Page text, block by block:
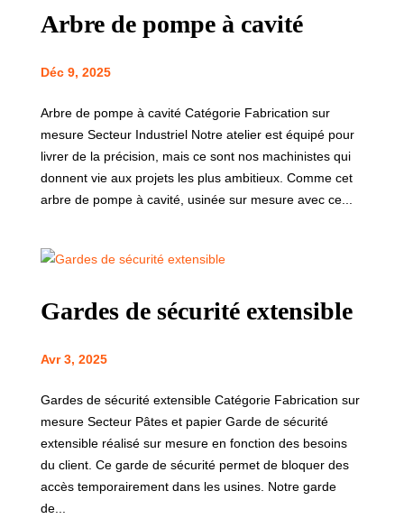
Arbre de pompe à cavité
Déc 9, 2025
Arbre de pompe à cavité Catégorie Fabrication sur
mesure Secteur Industriel Notre atelier est équipé pour
livrer de la précision, mais ce sont nos machinistes qui
donnent vie aux projets les plus ambitieux. Comme cet
arbre de pompe à cavité, usinée sur mesure avec ce...
Gardes de sécurité extensible
Avr 3, 2025
Gardes de sécurité extensible Catégorie Fabrication sur
mesure Secteur Pâtes et papier Garde de sécurité
extensible réalisé sur mesure en fonction des besoins
du client. Ce garde de sécurité permet de bloquer des
accès temporairement dans les usines. Notre garde
de...